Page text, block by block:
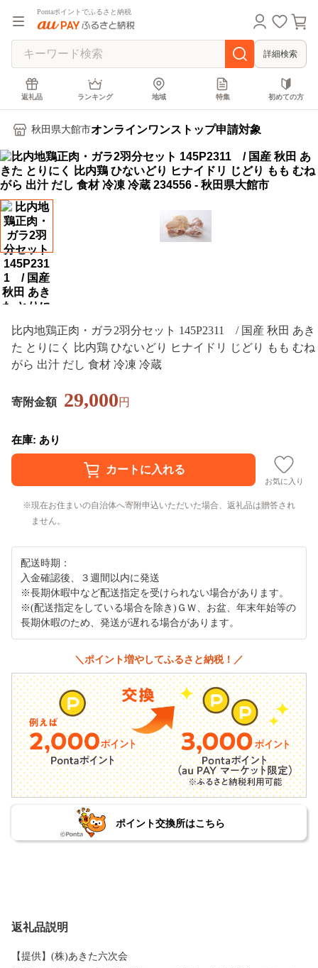
Pontaポイントでふるさと納税
詳細検索
返礼品 ランキング 地域 特集 初めての方
秋田県大館市オンラインワンストップ申請対象
比内地鶏正肉・ガラ2羽分セット 145P2311 / 国産 秋田 あき
た とりにく 比内鶏 ひないどり ヒナイドリ じどり もも むね
がら 出汁 だし 食材 冷凍 冷蔵
寄附金額 29,000円
在庫: あり
お気に入り
現在お住まいの自治体へ寄附申込いただいた場合、返礼品は贈答され
ません。
配送時期：
入金確認後、３週間以内に発送
※長期休暇中など配送指定を受けられない場合があります。
※(配送指定をしている場合を除き)ＧＷ、お盆、年末年始等の
長期休暇のため、発送が遅れる場合があります。
＼ポイント増やしてふるさと納税！／
ポイント交換所はこちら
返礼品説明
【提供】(株)あきた六次会